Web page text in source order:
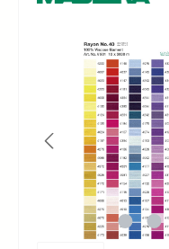
Bildergalerie überspringen